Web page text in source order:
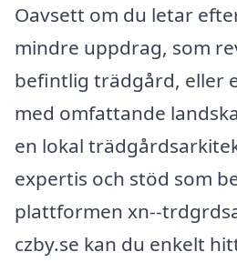
Oavsett om du letar
mindre uppdrag, som
befintlig trädgård, eller
med omfattande
en lokal
expertis och stöd som
plattformen xn--
czby.se kan du enkelt